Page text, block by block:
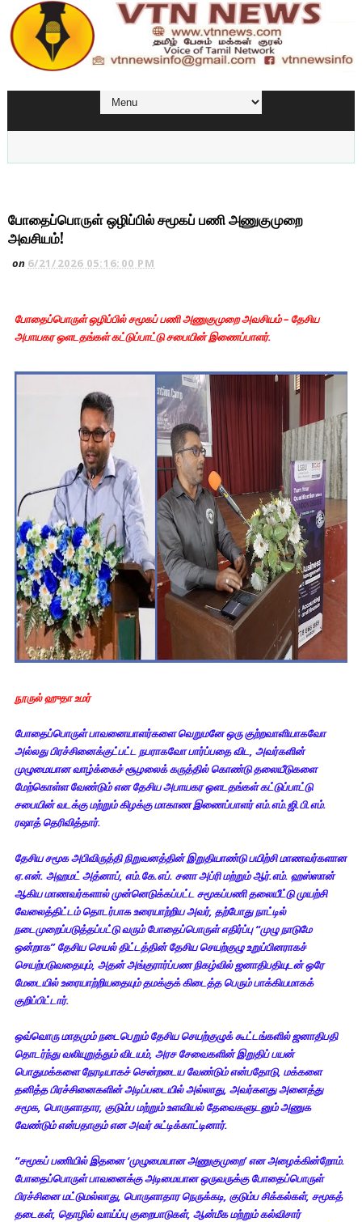
போதைப்பொருள் ஒழிப்பில் சமூகப் பணி அணுகுமுறை
அவசியம்!
on 6/21/2026 05:16:00 PM
போதைப்பொருள் ஒழிப்பில் சமூகப் பணி அணுகுமுறை அவசியம் – தேசிய
அபாயகர ஒளடதங்கள் கட்டுப்பாட்டு சபையின் இணைப்பாளர்.
நூருல் ஹுதா உமர்
போதைப்பொருள் பாவனையாளர்களை வெறுமனே ஒரு குற்றவாளியாகவோ
அல்லது பிரச்சினைக்குட்பட்ட நபராகவோ பார்ப்பதை விட, அவர்களின்
முழுமையான வாழ்க்கைச் சூழலைக் கருத்தில் கொண்டு தலையீடுகளை
மேற்கொள்ள வேண்டும் என தேசிய அபாயகர ஒளடதங்கள் கட்டுப்பாட்டு
சபையின் வடக்கு மற்றும் கிழக்கு மாகாண இணைப்பாளர் எம்.எம்.ஜி.பி.எம்.
ரஷாத் தெரிவித்தார்.
தேசிய சமூக அபிவிருத்தி நிறுவனத்தின் இறுதியாண்டு பயிற்சி மாணவர்களான
ஏ.என். அஹமட் அத்னாப், எம்.கே.எப். சனா அப்ரி மற்றும் ஆர்.எம். ஹஸ்ஸான்
ஆகிய மாணவர்களால் முன்னெடுக்கப்பட்ட சமூகப்பணி தலையீட்டு முயற்சி
வேலைத்திட்டம் தொடர்பாக உரையாற்றிய அவர், தற்போது நாட்டில்
நடைமுறைப்படுத்தப்பட்டு வரும் போதைப்பொருள் எதிர்ப்பு “முழு நாடுமே
ஒன்றாக” தேசிய செயல் திட்டத்தின் தேசிய செயற்குழு உறுப்பினராகச்
செயற்படுவதையும், அதன் அங்குரார்ப்பண நிகழ்வில் ஜனாதிபதியுடன் ஒரே
மேடையில் உரையாற்றியதையும் தமக்குக் கிடைத்த பெரும் பாக்கியமாகக்
குறிப்பிட்டார்.
ஒவ்வொரு மாதமும் நடைபெறும் தேசிய செயற்குழுக் கூட்டங்களில் ஜனாதிபதி
தொடர்ந்து வலியுறுத்தும் விடயம், அரச சேவைகளின் இறுதிப் பயன்
பொதுமக்களை நேரடியாகச் சென்றடைய வேண்டும் என்பதோடு, மக்களை
தனித்த பிரச்சினைகளின் அடிப்படையில் அல்லாது, அவர்களது அனைத்து
சமூக, பொருளாதார, குடும்ப மற்றும் உளவியல் தேவைகளுடனும் அணுக
வேண்டும் என்பதாகும் என அவர் சுட்டிக்காட்டினார்.
“சமூகப் பணியில் இதனை ‘முழுமையான அணுகுமுறை’ என அழைக்கின்றோம்.
போதைப்பொருள் பாவனைக்கு அடிமையான ஒருவருக்கு போதைப்பொருள்
பிரச்சினை மட்டுமல்லாது, பொருளாதார நெருக்கடி, குடும்ப சிக்கல்கள், சமூகத்
தடைகள், தொழில் வாய்ப்பு குறைபாடுகள், ஆன்மீக மற்றும் கல்விசார்